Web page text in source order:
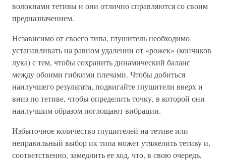
волокнами тетивы и они отлично справляются со своим
предназначением.
Независимо от своего типа, глушитель необходимо
устанавливать на равном удалении от «рожек» (кончиков
лука) с тем, чтобы сохранить динамический баланс
между обоими гибкими плечами. Чтобы добиться
наилучшего результата, подвигайте глушители вверх и
вниз по тетиве, чтобы определить точку, в которой они
наилучшим образом поглощают вибрации.
Избыточное количество глушителей на тетиве или
неправильный выбор их типа может утяжелить тетиву и,
соответственно, замедлить ее ход, что, в свою очередь,